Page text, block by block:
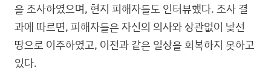
을 조사하였으며, 현지 피해자들도 인터뷰했다. 조사 결
과에 따르면, 피해자들은 자신의 의사와 상관없이 낯선
땅으로 이주하였고, 이전과 같은 일상을 회복하지 못하고
있다.